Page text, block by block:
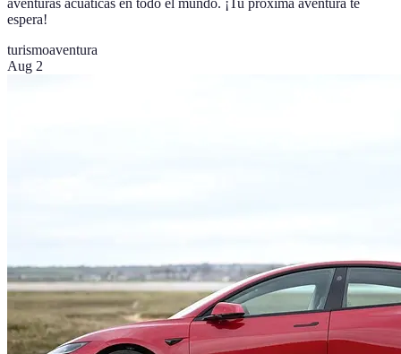
aventuras acuáticas en todo el mundo. ¡Tu próxima aventura te
espera!
turismoaventura
Aug 2